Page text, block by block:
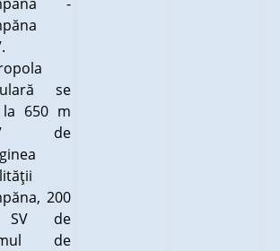
se
la 650 m
de
200
de
de